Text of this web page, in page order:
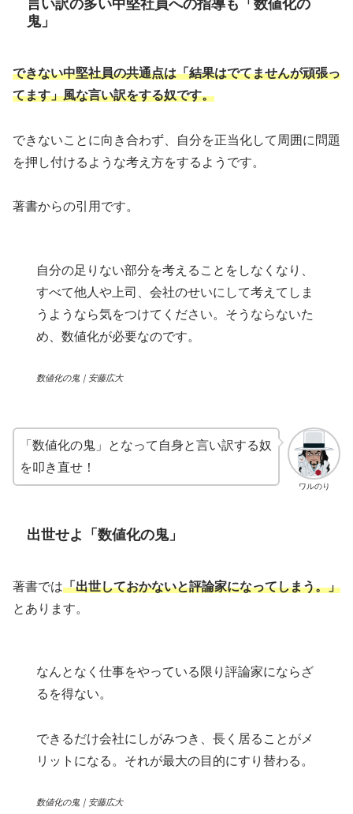
言い訳の多い中堅社員への指導も「数値化の
鬼」
できない中堅社員の共通点は「結果はでてませんが頑張っ
てます」風な言い訳をする奴です。
できないことに向き合わず、自分を正当化して周囲に問題
を押し付けるような考え方をするようです。
著書からの引用です。
自分の足りない部分を考えることをしなくなり、
すべて他人や上司、会社のせいにして考えてしま
うようなら気をつけてください。そうならないた
め、数値化が必要なのです。
数値化の鬼｜安藤広大
ワルのり
「数値化の鬼」となって自身と言い訳する奴
を叩き直せ！
出世せよ「数値化の鬼」
著書では「出世しておかないと評論家になってしまう。」
とあります。
なんとなく仕事をやっている限り評論家にならざ
るを得ない。
できるだけ会社にしがみつき、長く居ることがメ
リットになる。それが最大の目的にすり替わる。
数値化の鬼｜安藤広大